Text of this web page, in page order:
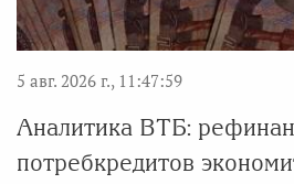
5 авг. 2026 г., 11:47:59
Аналитика ВТБ:
потребкредитов